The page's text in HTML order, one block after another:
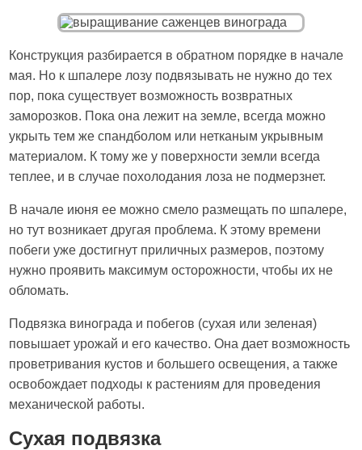
Конструкция разбирается в обратном порядке в начале
мая. Но к шпалере лозу подвязывать не нужно до тех
пор, пока существует возможность возвратных
заморозков. Пока она лежит на земле, всегда можно
укрыть тем же спандболом или нетканым укрывным
материалом. К тому же у поверхности земли всегда
теплее, и в случае похолодания лоза не подмерзнет.
В начале июня ее можно смело размещать по шпалере,
но тут возникает другая проблема. К этому времени
побеги уже достигнут приличных размеров, поэтому
нужно проявить максимум осторожности, чтобы их не
обломать.
Подвязка винограда и побегов (сухая или зеленая)
повышает урожай и его качество. Она дает возможность
проветривания кустов и большего освещения, а также
освобождает подходы к растениям для проведения
механической работы.
Сухая подвязка